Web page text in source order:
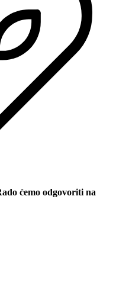
ćemo odgovoriti na